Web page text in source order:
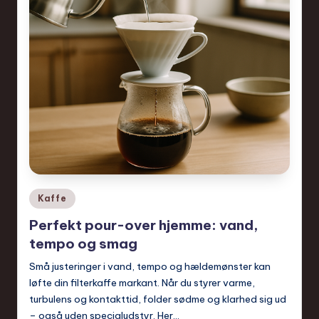
Posted
in
Kaffe
Perfekt pour-over hjemme: vand,
tempo og smag
Små justeringer i vand, tempo og hældemønster kan
løfte din filterkaffe markant. Når du styrer varme,
turbulens og kontakttid, folder sødme og klarhed sig ud
– også uden specialudstyr. Her…